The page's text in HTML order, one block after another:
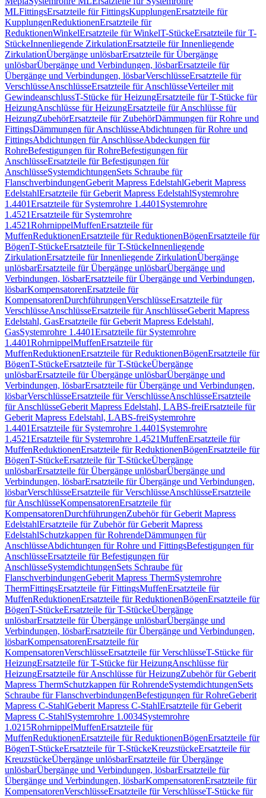
MLFittingsErsatzteile für FittingsKupplungenErsatzteile für
KupplungenReduktionenErsatzteile für
ReduktionenWinkelErsatzteile für WinkelT-StückeErsatzteile für T-
StückeInnenliegende ZirkulationErsatzteile für Innenliegende
ZirkulationÜbergänge unlösbarErsatzteile für Übergänge
unlösbarÜbergänge und Verbindungen, lösbarErsatzteile für
Übergänge und Verbindungen, lösbarVerschlüsseErsatzteile für
VerschlüsseAnschlüsseErsatzteile für AnschlüsseVerteiler mit
GewindeanschlussT-Stücke für HeizungErsatzteile für T-Stücke für
HeizungAnschlüsse für HeizungErsatzteile für Anschlüsse für
HeizungZubehörErsatzteile für ZubehörDämmungen für Rohre und
FittingsDämmungen für AnschlüsseAbdichtungen für Rohre und
FittingsAbdichtungen für AnschlüsseAbdeckungen für
RohreBefestigungen für RohreBefestigungen für
AnschlüsseErsatzteile für Befestigungen für
AnschlüsseSystemdichtungenSets Schraube für
FlanschverbindungenGeberit Mapress EdelstahlGeberit Mapress
EdelstahlErsatzteile für Geberit Mapress EdelstahlSystemrohre
1.4401Ersatzteile für Systemrohre 1.4401 Systemrohre
1.4521Ersatzteile für Systemrohre
1.4521RohrnippelMuffenErsatzteile für
MuffenReduktionenErsatzteile für ReduktionenBögenErsatzteile für
BögenT-StückeErsatzteile für T-StückeInnenliegende
ZirkulationErsatzteile für Innenliegende ZirkulationÜbergänge
unlösbarErsatzteile für Übergänge unlösbarÜbergänge und
Verbindungen, lösbarErsatzteile für Übergänge und Verbindungen,
lösbarKompensatorenErsatzteile für
KompensatorenDurchführungenVerschlüsseErsatzteile für
VerschlüsseAnschlüsseErsatzteile für AnschlüsseGeberit Mapress
Edelstahl, GasErsatzteile für Geberit Mapress Edelstahl,
GasSystemrohre 1.4401Ersatzteile für Systemrohre
1.4401RohrnippelMuffenErsatzteile für
MuffenReduktionenErsatzteile für ReduktionenBögenErsatzteile für
BögenT-StückeErsatzteile für T-StückeÜbergänge
unlösbarErsatzteile für Übergänge unlösbarÜbergänge und
Verbindungen, lösbarErsatzteile für Übergänge und Verbindungen,
lösbarVerschlüsseErsatzteile für VerschlüsseAnschlüsseErsatzteile
für AnschlüsseGeberit Mapress Edelstahl, LABS-freiErsatzteile für
Geberit Mapress Edelstahl, LABS-freiSystemrohre
1.4401Ersatzteile für Systemrohre 1.4401 Systemrohre
1.4521Ersatzteile für Systemrohre 1.4521MuffenErsatzteile für
MuffenReduktionenErsatzteile für ReduktionenBögenErsatzteile für
BögenT-StückeErsatzteile für T-StückeÜbergänge
unlösbarErsatzteile für Übergänge unlösbarÜbergänge und
Verbindungen, lösbarErsatzteile für Übergänge und Verbindungen,
lösbarVerschlüsseErsatzteile für VerschlüsseAnschlüsseErsatzteile
für AnschlüsseKompensatorenErsatzteile für
KompensatorenDurchführungenZubehör für Geberit Mapress
EdelstahlErsatzteile für Zubehör für Geberit Mapress
EdelstahlSchutzkappen für RohrendeDämmungen für
AnschlüsseAbdichtungen für Rohre und FittingsBefestigungen für
AnschlüsseErsatzteile für Befestigungen für
AnschlüsseSystemdichtungenSets Schraube für
FlanschverbindungenGeberit Mapress ThermSystemrohre
ThermFittingsErsatzteile für FittingsMuffenErsatzteile für
MuffenReduktionenErsatzteile für ReduktionenBögenErsatzteile für
BögenT-StückeErsatzteile für T-StückeÜbergänge
unlösbarErsatzteile für Übergänge unlösbarÜbergänge und
Verbindungen, lösbarErsatzteile für Übergänge und Verbindungen,
lösbarKompensatorenErsatzteile für
KompensatorenVerschlüsseErsatzteile für VerschlüsseT-Stücke für
HeizungErsatzteile für T-Stücke für HeizungAnschlüsse für
HeizungErsatzteile für Anschlüsse für HeizungZubehör für Geberit
Mapress ThermSchutzkappen für RohrendeSystemdichtungenSets
Schraube für FlanschverbindungenBefestigungen für RohreGeberit
Mapress C-StahlGeberit Mapress C-StahlErsatzteile für Geberit
Mapress C-StahlSystemrohre 1.0034Systemrohre
1.0215RohrnippelMuffenErsatzteile für
MuffenReduktionenErsatzteile für ReduktionenBögenErsatzteile für
BögenT-StückeErsatzteile für T-StückeKreuzstückeErsatzteile für
KreuzstückeÜbergänge unlösbarErsatzteile für Übergänge
unlösbarÜbergänge und Verbindungen, lösbarErsatzteile für
Übergänge und Verbindungen, lösbarKompensatorenErsatzteile für
KompensatorenVerschlüsseErsatzteile für VerschlüsseT-Stücke für